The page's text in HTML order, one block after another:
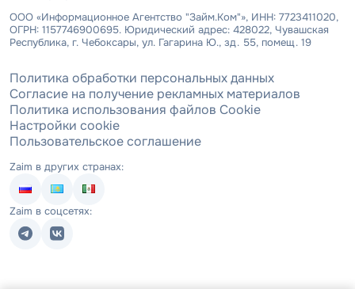
ООО «Информационное Агентство "Займ.Ком"», ИНН: 7723411020,
ОГРН: 1157746900695. Юридический адрес: 428022, Чувашская
Республика, г. Чебоксары, ул. Гагарина Ю., зд. 55, помещ. 19
Политика обработки персональных данных
Согласие на получение рекламных материалов
Политика использования файлов Cookie
Настройки cookie
Пользовательское соглашение
Zaim в других странах:
Zaim в соцсетях: